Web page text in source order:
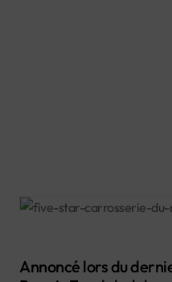
Annoncé lors du